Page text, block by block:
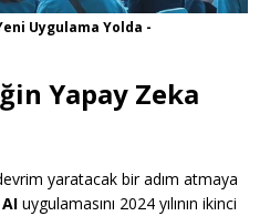
Uygulama Yolda -
Yapay Zeka
yaratacak bir adım atmaya
uygulamasını 2024 yılının ikinci